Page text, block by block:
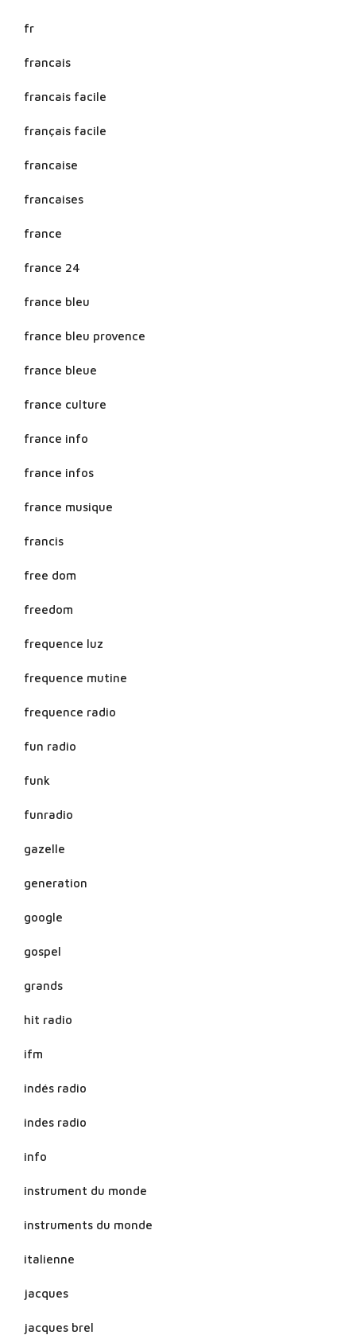
fr
francais
francais facile
français facile
francaise
francaises
france
france 24
france bleu
france bleu provence
france bleue
france culture
france info
france infos
france musique
francis
free dom
freedom
frequence luz
frequence mutine
frequence radio
fun radio
funk
funradio
gazelle
generation
google
gospel
grands
hit radio
ifm
indés radio
indes radio
info
instrument du monde
instruments du monde
italienne
jacques
jacques brel